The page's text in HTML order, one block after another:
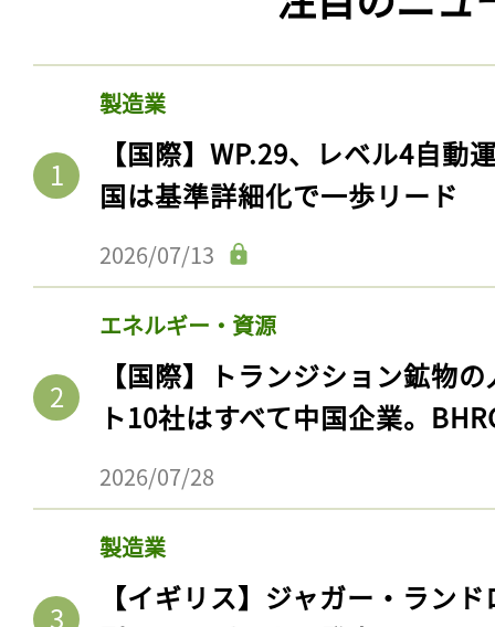
製造業
【国際】WP.29、レベル4自動
国は基準詳細化で一歩リード
2026/07/13
エネルギー・資源
【国際】トランジション鉱物
ト10社はすべて中国企業。
2026/07/28
製造業
【イギリス】ジャガー・ラン